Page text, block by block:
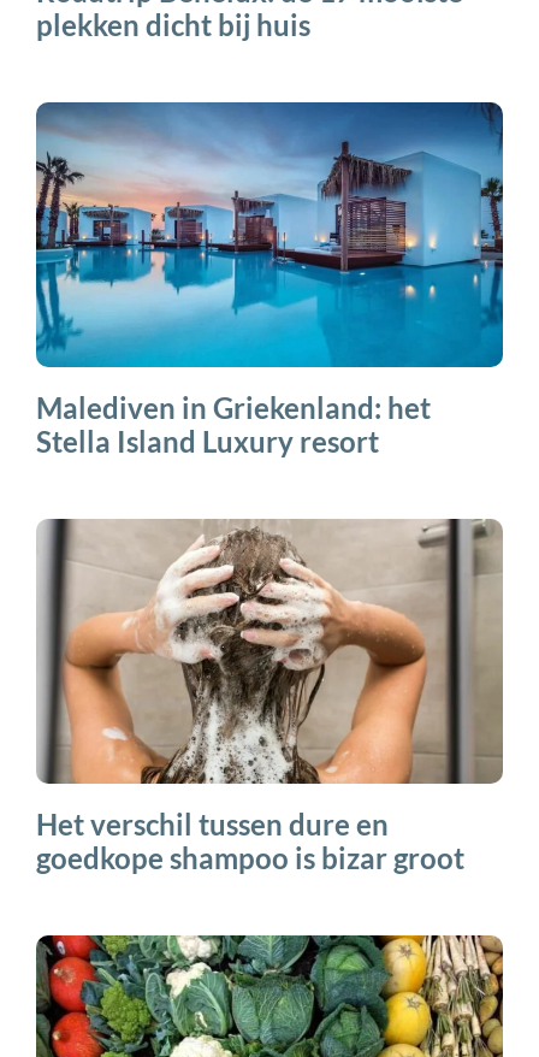
plekken dicht bij huis
Malediven in Griekenland: het
Stella Island Luxury resort
Het verschil tussen dure en
goedkope shampoo is bizar groot